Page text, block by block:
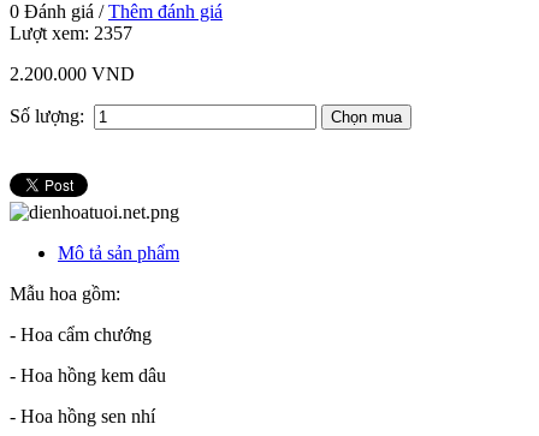
0 Đánh giá /Thêm đánh giá
Lượt xem: 2357
2.200.000 VND
Số lượng:
Mô tả sản phẩm
Mẫu hoa gồm:
- Hoa cẩm chướng
- Hoa hồng kem dâu
- Hoa hồng sen nhí